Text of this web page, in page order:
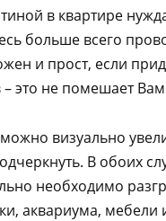
в квартире
больше всего
и прост, если
это не помешает
визуально
В обоих
необходимо
аквариума, мебели